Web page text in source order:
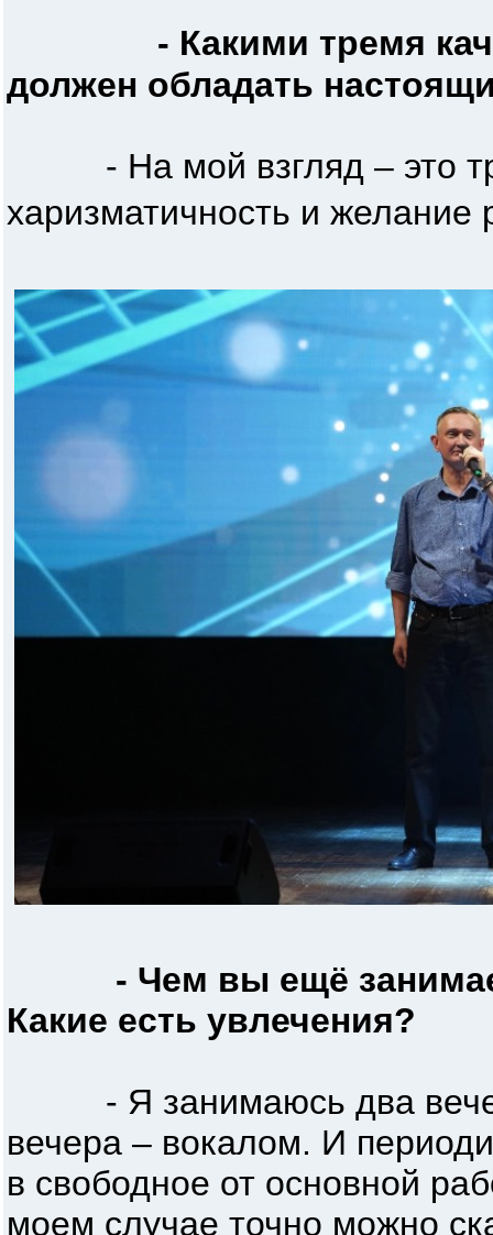
- Какими тремя
должен обладать
- На мой взгляд – это
харизматичность и
- Чем вы ещё
Какие есть увлечения?
- Я занимаюсь два
вечера – вокалом. И
в свободное от основной
моем случае точно можно